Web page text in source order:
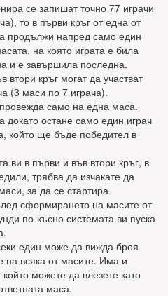
се запишат точно 77 играчи
то в първи кръг от една от
продължи напред само един
на която играта е била
и е завършила последна.
втори кръг могат да участват
(3 маси по 7 играча).
само на една маса.
докато остане само един играч
който ще бъде победител в
ви в първи и във втори кръг, в
трябва да изчакате да
за да се стартира
сформирането на масите от
по-късно системата ви пуска
един може да вижда броя
на всяка от масите. Има и
можете да влезете като
маса.